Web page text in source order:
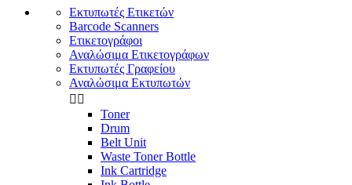
Εκτυπωτές Ετικετών
Barcode Scanners
Ετικετογράφοι
Αναλώσιμα Ετικετογράφων
Εκτυπωτές Γραφείου
Αναλώσιμα Εκτυπωτών
 
Toner
Drum
Belt Unit
Waste Toner Bottle
Ink Cartridge